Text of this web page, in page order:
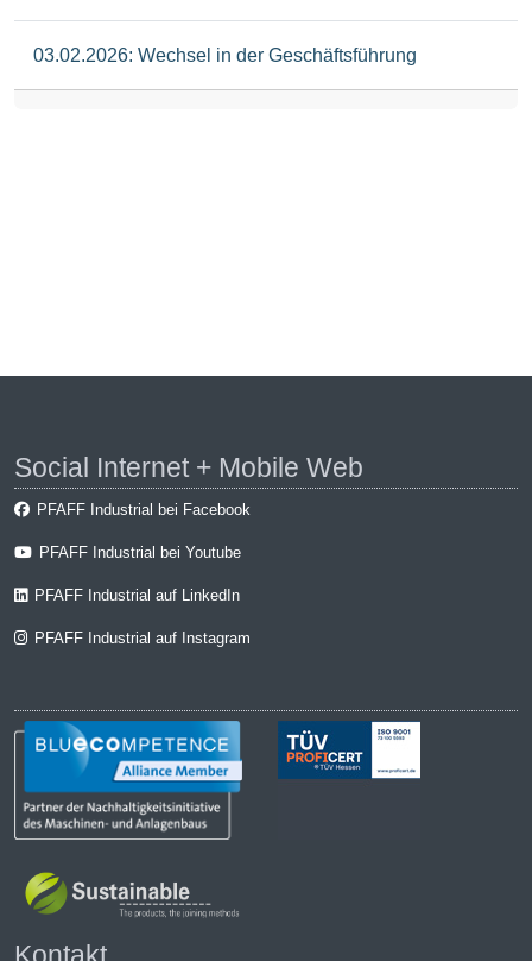
03.02.2026: Wechsel in der Geschäftsführung
Social Internet + Mobile Web
PFAFF Industrial bei Facebook
PFAFF Industrial bei Youtube
PFAFF Industrial auf LinkedIn
PFAFF Industrial auf Instagram